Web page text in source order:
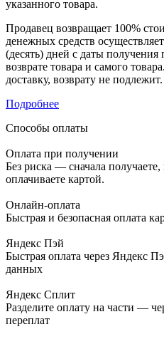
указанного товара.
Продавец возвращает 100%
денежных средств
(десять) дней с даты получения
возврате товара и самого
доставку, возврату не подлежит.
Подробнее
Способы оплаты
Оплата при получении
Без риска — сначала
оплачиваете картой.
Онлайн-оплата
Быстрая и безопасная оплата
Яндекс Пэй
Быстрая оплата через Яндекс
данных
Яндекс Сплит
Разделите оплату на части —
переплат